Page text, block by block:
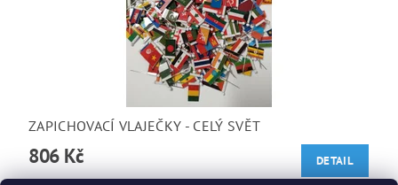
ZAPICHOVACÍ VLAJEČKY - CELÝ SVĚT
806 Kč DETAIL